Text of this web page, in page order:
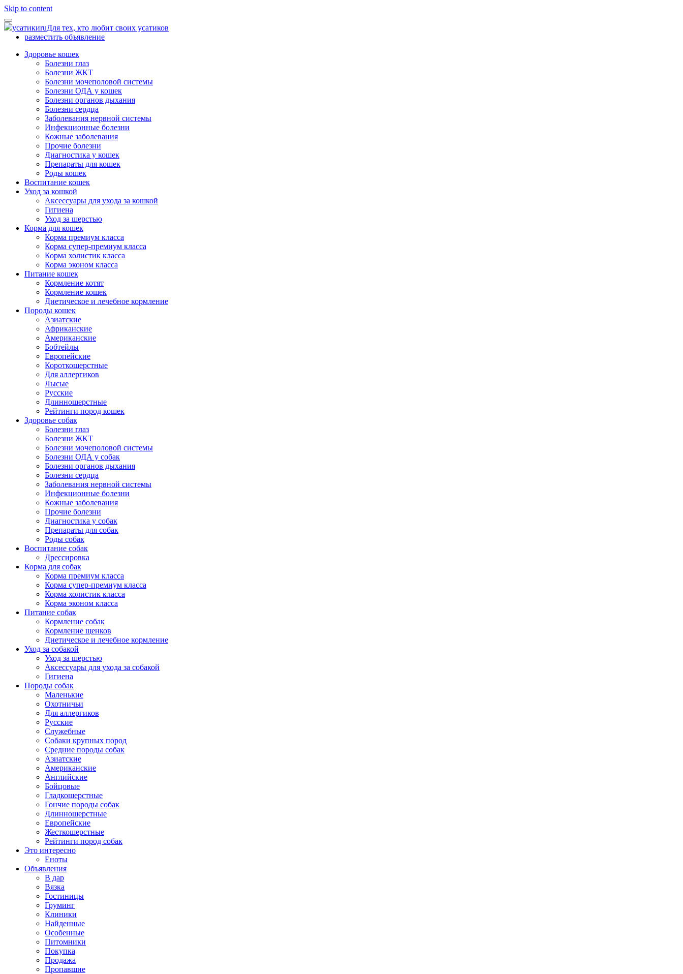
Skip to content
усатикиruДля тех, кто любит своих усатиков
разместить объявление
Здоровье кошек
Болезни глаз
Болезни ЖКТ
Болезни мочеполовой системы
Болезни ОДА у кошек
Болезни органов дыхания
Болезни сердца
Заболевания нервной системы
Инфекционные болезни
Кожные заболевания
Прочие болезни
Диагностика у кошек
Препараты для кошек
Роды кошек
Воспитание кошек
Уход за кошкой
Аксессуары для ухода за кошкой
Гигиена
Уход за шерстью
Корма для кошек
Корма премиум класса
Корма супер-премиум класса
Корма холистик класса
Корма эконом класса
Питание кошек
Кормление котят
Кормление кошек
Диетическое и лечебное кормление
Породы кошек
Азиатские
Африканские
Американские
Бобтейлы
Европейские
Короткошерстные
Для аллергиков
Лысые
Русские
Длинношерстные
Рейтинги пород кошек
Здоровье собак
Болезни глаз
Болезни ЖКТ
Болезни мочеполовой системы
Болезни ОДА у собак
Болезни органов дыхания
Болезни сердца
Заболевания нервной системы
Инфекционные болезни
Кожные заболевания
Прочие болезни
Диагностика у собак
Препараты для собак
Роды собак
Воспитание собак
Дрессировка
Корма для собак
Корма премиум класса
Корма супер-премиум класса
Корма холистик класса
Корма эконом класса
Питание собак
Кормление собак
Кормление щенков
Диетическое и лечебное кормление
Уход за собакой
Уход за шерстью
Аксессуары для ухода за собакой
Гигиена
Породы собак
Маленькие
Охотничьи
Для аллергиков
Русские
Служебные
Собаки крупных пород
Средние породы собак
Азиатские
Американские
Английские
Бойцовые
Гладкошерстные
Гончие породы собак
Длинношерстные
Европейские
Жесткошерстные
Рейтинги пород собак
Это интересно
Еноты
Объявления
В дар
Вязка
Гостиницы
Груминг
Клиники
Найденные
Особенные
Питомники
Покупка
Продажа
Пропавшие